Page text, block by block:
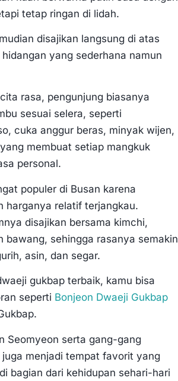
tetap ringan di lidah.
disajikan langsung di atas
yang sederhana namun
rasa, pengunjung biasanya
sesuai selera, seperti
cuka anggur beras, minyak wijen,
membuat setiap mangkuk
personal.
populer di Busan karena
harganya relatif terjangkau.
disajikan bersama kimchi,
bawang, sehingga rasanya semakin
asin, dan segar.
gukbap terbaik, kamu bisa
seperti Bonjeon Dwaeji Gukbap
Seomyeon serta gang-gang
menjadi tempat favorit yang
bagian dari kehidupan sehari-hari